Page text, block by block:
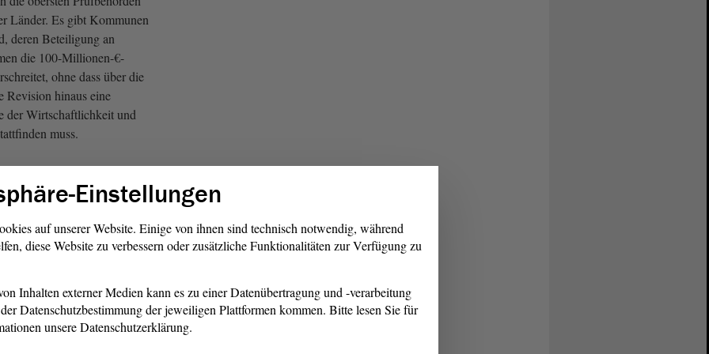
Länder. Es gibt Kommunen
deren Beteiligung an
die 100-Millionen-€-
ohne dass über die
Revision hinaus eine
der Wirtschaftlichkeit und
muss.
unserem Bundesland. In
es mehr als 400 Fonds,
mit
mit einem
Dezember 2019 von fast
etwa die Hälfte des
von Sachsen-Anhalt.
in der Rechtsform einer
Beteiligung hatten zu
Einstellungen
auf unserer Website. Einige von ihnen sind technisch notwendig, während
diese Website zu verbessern oder zusätzliche Funktionalitäten zur Verfügung zu
Inhalten externer Medien kann es zu einer Datenübertragung und -verarbeitung
Datenschutzbestimmung der jeweiligen Plattformen kommen. Bitte lesen Sie für
unsere Datenschutzerklärung.